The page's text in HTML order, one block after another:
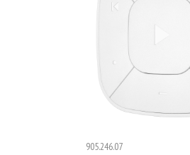
905.246.07